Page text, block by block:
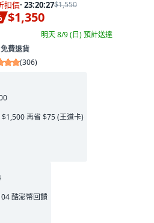
扣價· 23:20:26$1,550
$1,350
明天 8/9 (日)預計送達
免費退貨
(306)
$1,500 再省 $75 (王道卡)
酷澎幣回饋